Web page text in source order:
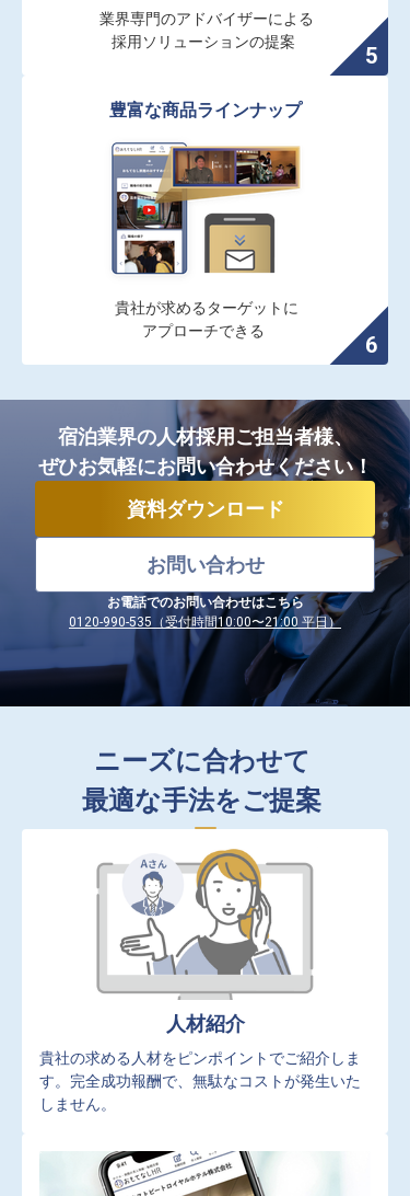
業界専門のアドバイザーによる
採用ソリューションの提案
豊富な商品ラインナップ
貴社が求めるターゲットに
アプローチできる
宿泊業界の人材採用ご担当者様、
ぜひお気軽にお問い合わせください！
お問い合わせ
資料ダウンロード
お電話でのお問い合わせはこちら
0120-990-535（受付時間10:00〜21:00 平日）
ニーズに合わせて
最適な手法をご提案
人材紹介
貴社の求める人材をピンポイントでご紹介しま
す。完全成功報酬で、無駄なコストが発生いた
しません。